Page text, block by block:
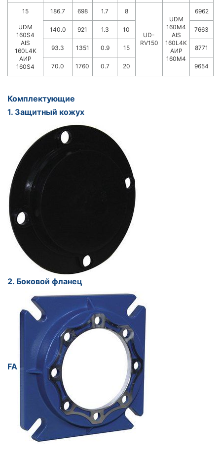
15
UDM
160S4
AIS
160L4K
АИР
160S4
186.7 698 1.7 8
UD-
RV150
UDM
160M4
AIS
160L4K
АИР
160M4
6962
140.0 921 1.3 10 7663
93.3 1351 0.9 15 8771
70.0 1760 0.7 20 9654
Комплектующие
1. Защитный кожух
2. Боковой фланец
FA